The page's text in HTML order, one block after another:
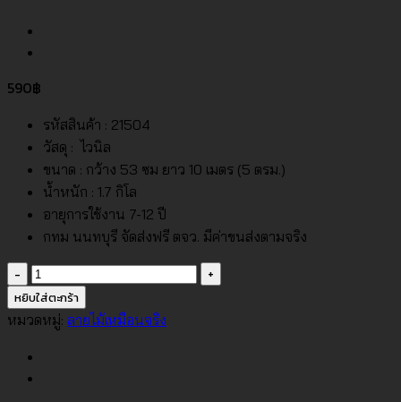
590฿
รหัสสินค้า : 21504
วัสดุ : ไวนิล
ขนาด : กว้าง 53 ซม ยาว 10 เมตร (5 ตรม.)
น้ำหนัก : 1.7 กิโล
อายุการใช้งาน 7-12 ปี
กทม นนทบุรี จัดส่งฟรี ตจว. มีค่าขนส่งตามจริง
จำนวน
วอลเปเปอร์
ลายไม้
ชิ้น
หยิบใส่ตะกร้า
หมวดหมู่: ลายไม้เหมือนจริง